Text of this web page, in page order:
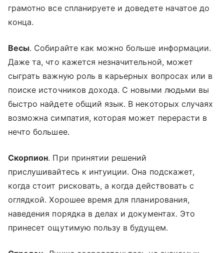
грамотно все спланируете и доведете начатое до
конца.
Весы. Собирайте как можно больше информации.
Даже та, что кажется незначительной, может
сыграть важную роль в карьерных вопросах или в
поиске источников дохода. С новыми людьми вы
быстро найдете общий язык. В некоторых случаях
возможна симпатия, которая может перерасти в
нечто большее.
Скорпион. При принятии решений
прислушивайтесь к интуиции. Она подскажет,
когда стоит рисковать, а когда действовать с
оглядкой. Хорошее время для планирования,
наведения порядка в делах и документах. Это
принесет ощутимую пользу в будущем.